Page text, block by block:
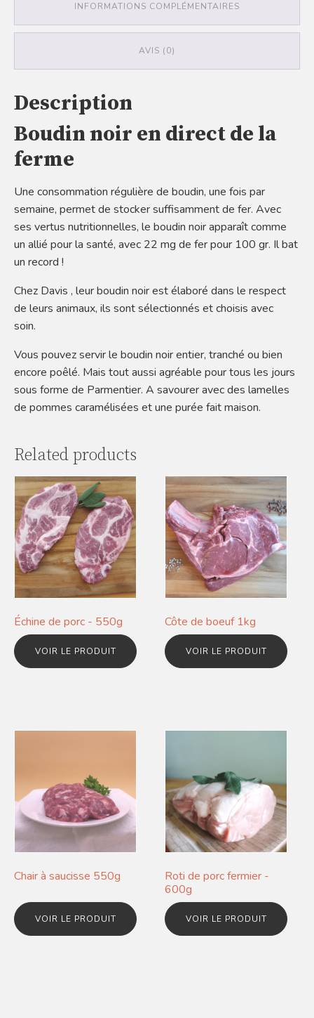
INFORMATIONS COMPLÉMENTAIRES
AVIS (0)
Description
Boudin noir en direct de la
ferme
Une consommation régulière de boudin, une fois par
semaine, permet de stocker suffisamment de fer. Avec
ses vertus nutritionnelles, le boudin noir apparaît comme
un allié pour la santé, avec 22 mg de fer pour 100 gr. Il bat
un record !
Chez Davis , leur boudin noir est élaboré dans le respect
de leurs animaux, ils sont sélectionnés et choisis avec
soin.
Vous pouvez servir le boudin noir entier, tranché ou bien
encore poêlé. Mais tout aussi agréable pour tous les jours
sous forme de Parmentier. A savourer avec des lamelles
de pommes caramélisées et une purée fait maison.
Related products
Échine de porc - 550g
VOIR LE PRODUIT
Côte de boeuf 1kg
VOIR LE PRODUIT
Chair à saucisse 550g
VOIR LE PRODUIT
Roti de porc fermier -
600g
VOIR LE PRODUIT